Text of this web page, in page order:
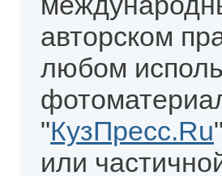
авторском
любом
"КузПресс.Ru
или